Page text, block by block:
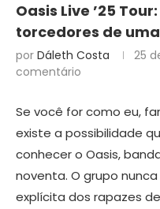
Oasis Live ’25
torcedores de
por Dáleth Costa 25
comentário
Se você for como eu,
existe a possibilidade
conhecer o Oasis,
noventa. O grupo
explícita dos rapazes